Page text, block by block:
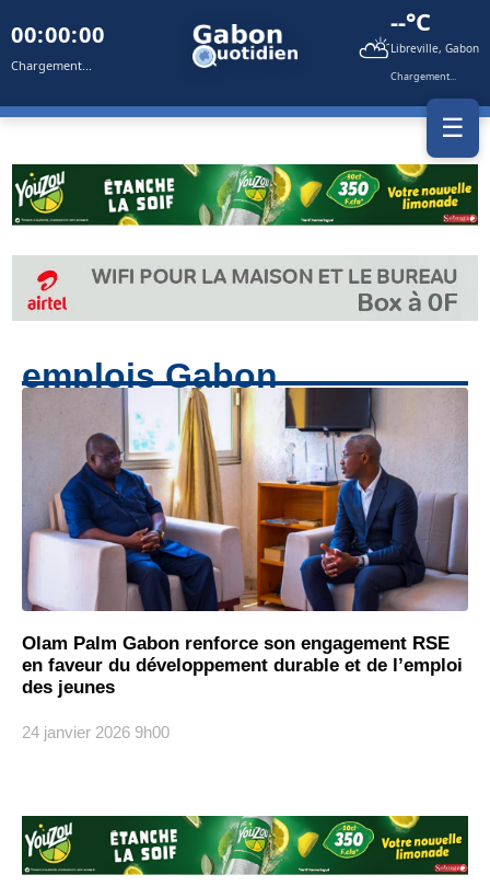
00:00:00
Chargement... ⛅
--°C
Libreville, Gabon
Chargement...
☰
emplois Gabon
Olam Palm Gabon renforce son engagement RSE
en faveur du développement durable et de l’emploi
des jeunes
24 janvier 2026 9h00